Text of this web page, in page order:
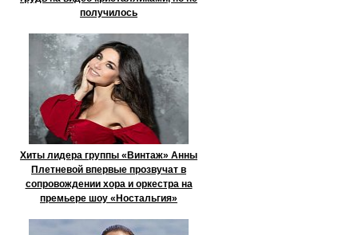
получилось
Хиты лидера группы «Винтаж» Анны
Плетневой впервые прозвучат в
сопровождении хора и оркестра на
премьере шоу «Ностальгия»